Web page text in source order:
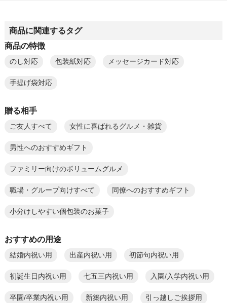
商品に関連するタグ
商品の特徴
のし対応 包装紙対応 メッセージカード対応
手提げ袋対応
贈る相手
ご友人すべて 女性に喜ばれるグルメ・雑貨
男性へのおすすめギフト
ファミリー向けのボリュームグルメ
職場・グループ向けすべて 同僚へのおすすめギフト
小分けしやすい個包装のお菓子
おすすめの用途
結婚内祝い用 出産内祝い用 初節句内祝い用
初誕生日内祝い用 七五三内祝い用 入園/入学内祝い用
卒園/卒業内祝い用 新築内祝い用 引っ越しご挨拶用